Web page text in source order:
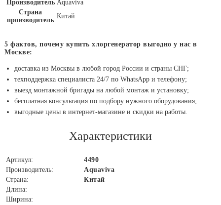
Производитель Aquaviva
Страна
производитель
Китай
5 фактов, почему купить хлоргенератор выгодно у нас в
Москве:
доставка из Москвы в любой город России и страны СНГ;
техподдержка специалиста 24/7 по WhatsApp и телефону;
выезд монтажной бригады на любой монтаж и установку;
бесплатная консультация по подбору нужного оборудования;
выгодные цены в интернет-магазине и скидки на работы.
Характеристики
Артикул:
4490
Производитель:
Aquaviva
Страна:
Китай
Длина:
Ширина: